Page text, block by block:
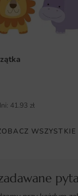
zapewniająca
wymiarów do
czemu nawet
41.93 zł
WSZYSTKIE